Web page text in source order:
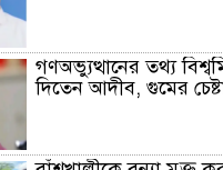
গণঅভ্যুত্থানের তথ্য
দিতেন আদীব, গুমের